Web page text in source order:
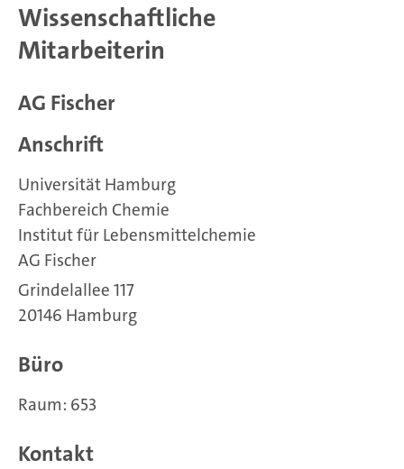
Wissenschaftliche
Mitarbeiterin
AG Fischer
Anschrift
Universität Hamburg
Fachbereich Chemie
Institut für Lebensmittelchemie
AG Fischer
Grindelallee 117
20146 Hamburg
Büro
Raum: 653
Kontakt